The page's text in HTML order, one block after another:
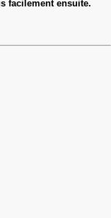
facilement ensuite.